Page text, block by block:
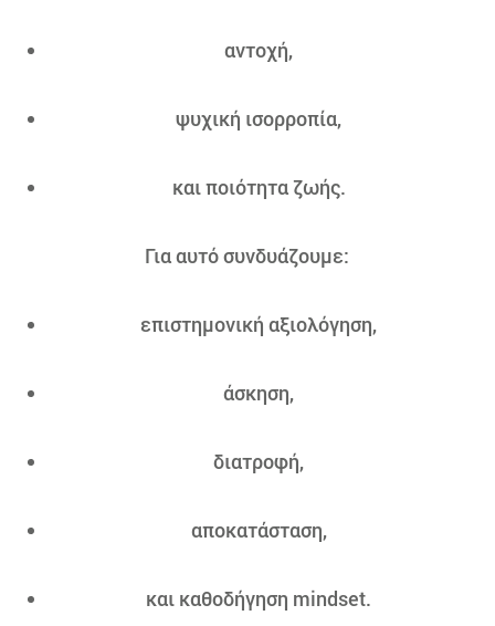
αντοχή,
ψυχική ισορροπία,
και ποιότητα ζωής.
Για αυτό συνδυάζουμε:
επιστημονική αξιολόγηση,
άσκηση,
διατροφή,
αποκατάσταση,
και καθοδήγηση mindset.